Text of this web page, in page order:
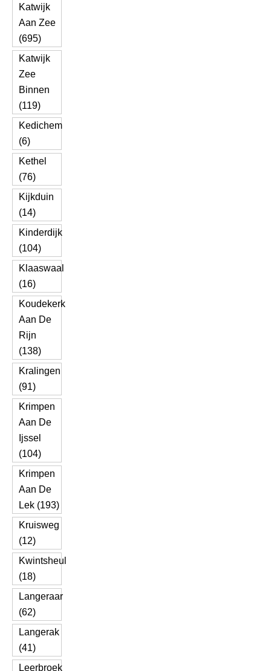
Katwijk
Aan Zee
(695)
Katwijk
Zee
Binnen
(119)
Kedichem
(6)
Kethel
(76)
Kijkduin
(14)
Kinderdijk
(104)
Klaaswaal
(16)
Koudekerk
Aan De
Rijn
(138)
Kralingen
(91)
Krimpen
Aan De
Ijssel
(104)
Krimpen
Aan De
Lek (193)
Kruisweg
(12)
Kwintsheul
(18)
Langeraar
(62)
Langerak
(41)
Leerbroek